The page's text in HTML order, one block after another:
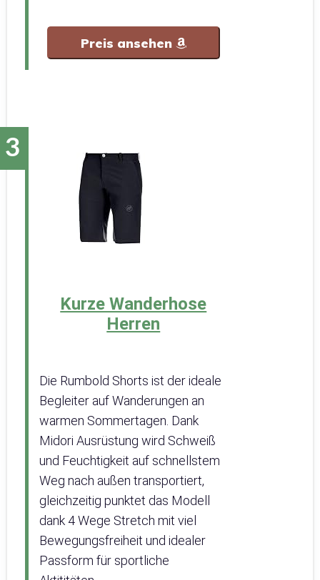
Preis ansehen
Kurze Wanderhose
Herren
Die Rumbold Shorts ist der ideale
Begleiter auf Wanderungen an
warmen Sommertagen. Dank
Midori Ausrüstung wird Schweiß
und Feuchtigkeit auf schnellstem
Weg nach außen transportiert,
gleichzeitig punktet das Modell
dank 4 Wege Stretch mit viel
Bewegungsfreiheit und idealer
Passform für sportliche